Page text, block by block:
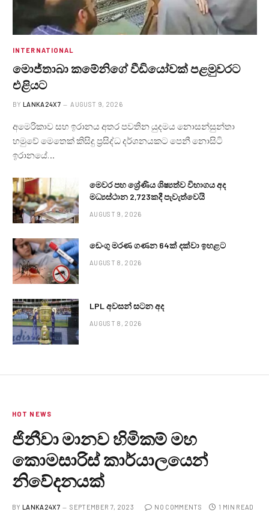
INTERNATIONAL
මොජ්තාබා කමේනිගේ වීඩියෝවක් පළමුවරට
එළියට
BY LANKA24X7 AUGUST 9, 2026
අමෙරිකාව සහ ඉරානය අතර පවතින යුදමය නොසන්සුන්තා
හමුවේ මෙතෙක් කිසිදු ප්‍රසිද්ධ දර්ශනයකට පෙනී නොසිටි
ඉරානයේ…
මෙවර පහ ශ්‍රේණිය ශිෂ්‍යත්ව විභාගය අද
මධ්‍යස්ථාන 2,723කදී පැවැත්වෙයි
AUGUST 9, 2026
ඩෙංගු මරණ ගණන 64ක් දක්වා ඉහළට
AUGUST 8, 2026
LPL අවසන් සටන අද
AUGUST 8, 2026
HOT NEWS
ජිනීවා මානව හිමිකම් මහ
කොමසාරිස් කාර්යාලයෙන්
නිවේදනයක්
BY LANKA24X7 SEPTEMBER 7, 2023 NO COMMENTS 1 MIN READ